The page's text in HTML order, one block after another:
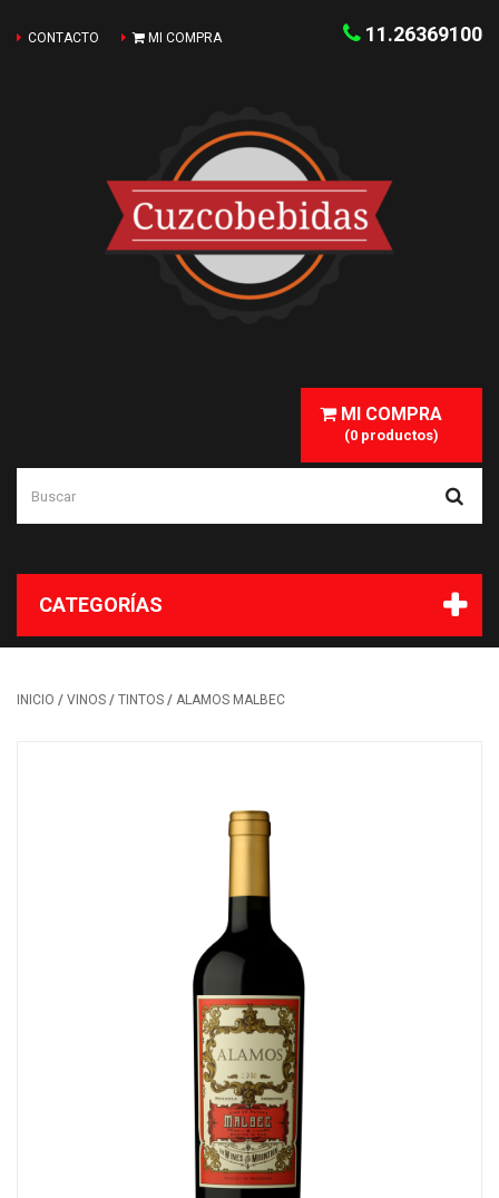
CONTACTO MI COMPRA 11.26369100
MI COMPRA
(0 productos)
CATEGORÍAS
INICIO / VINOS / TINTOS / ALAMOS MALBEC